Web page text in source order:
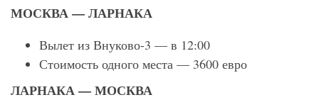
МОСКВА — ЛАРНАКА
Вылет из Внуково-3 — в 12:00
Стоимость одного места — 3600 евро
ЛАРНАКА — МОСКВА